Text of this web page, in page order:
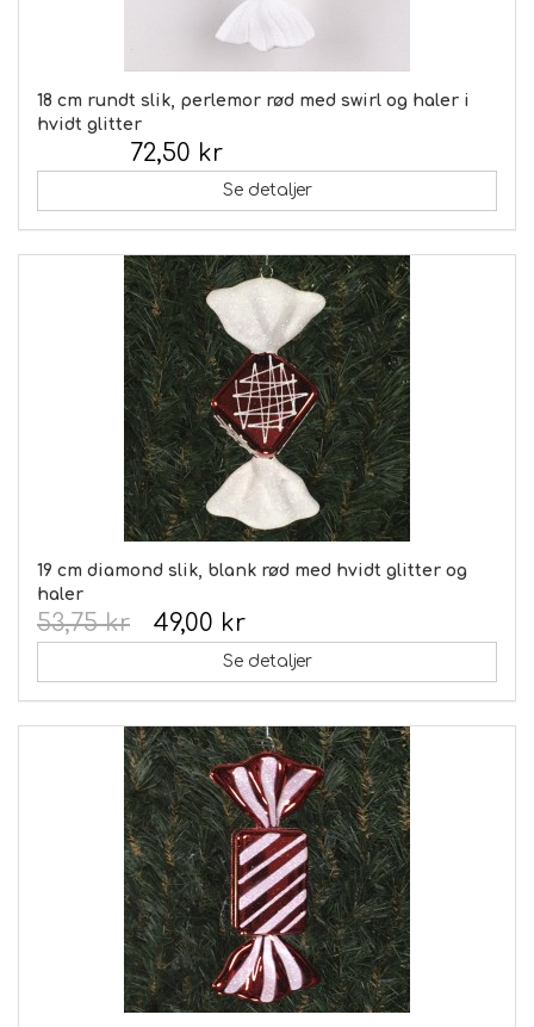
18 cm rundt slik, perlemor rød med swirl og haler i
hvidt glitter
72,50 kr
Se detaljer
19 cm diamond slik, blank rød med hvidt glitter og
haler
49,00 kr
53,75 kr
Se detaljer